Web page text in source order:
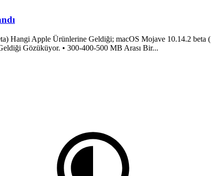
Hangi Apple Ürünlerine Geldiği; macOS Mojave 10.14.2
Gözüküyor. • 300-400-500 MB Arası Bir...